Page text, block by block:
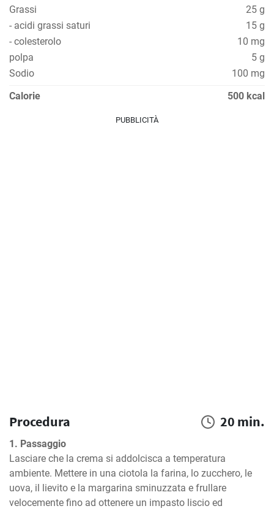
Grassi
25 g
- acidi grassi saturi
15 g
- colesterolo
10 mg
polpa
5 g
Sodio
100 mg
Calorie
500 kcal
PUBBLICITÀ
Procedura 20 min.
1. Passaggio
Lasciare che la crema si addolcisca a temperatura
ambiente. Mettere in una ciotola la farina, lo zucchero, le
uova, il lievito e la margarina sminuzzata e frullare
velocemente fino ad ottenere un impasto liscio ed